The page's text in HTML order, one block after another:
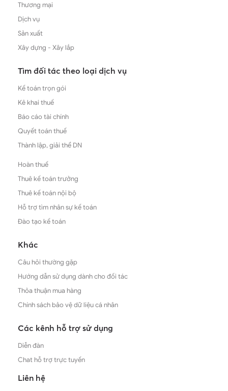
Thương mại
Dịch vụ
Sản xuất
Xây dựng - Xây lắp
Tìm đối tác theo loại dịch vụ
Kế toán trọn gói
Kê khai thuế
Báo cáo tài chính
Quyết toán thuế
Thành lập, giải thể DN
Hoàn thuế
Thuê kế toán trưởng
Thuê kế toán nội bộ
Hỗ trợ tìm nhân sự kế toán
Đào tạo kế toán
Khác
Câu hỏi thường gặp
Hướng dẫn sử dụng dành cho đối tác
Thỏa thuận mua hàng
Chính sách bảo vệ dữ liệu cá nhân
Các kênh hỗ trợ sử dụng
Diễn đàn
Chat hỗ trợ trực tuyến
Liên hệ